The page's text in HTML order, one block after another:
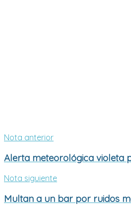
Nota anterior
Alerta meteorológica violeta
Nota siguiente
Multan a un bar por ruidos